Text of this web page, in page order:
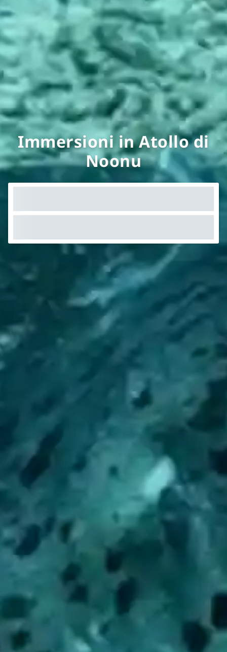
Immersioni in Atollo di
Noonu